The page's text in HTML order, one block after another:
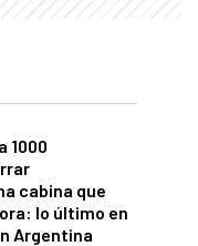
1000
cabina que
lo último en
Argentina